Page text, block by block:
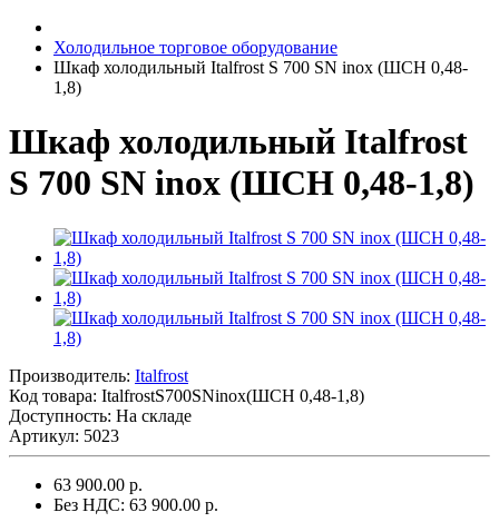
Холодильное торговое оборудование
Шкаф холодильный Italfrost S 700 SN inox (ШСН 0,48-
1,8)
Шкаф холодильный Italfrost
S 700 SN inox (ШСН 0,48-1,8)
Производитель: Italfrost
Код товара: ItalfrostS700SNinox(ШСН 0,48-1,8)
Доступность: На складе
Артикул: 5023
63 900.00 р.
Без НДС: 63 900.00 р.